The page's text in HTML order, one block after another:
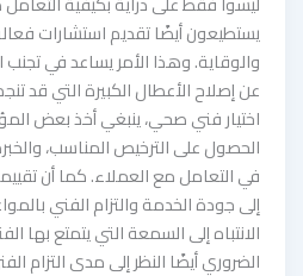
يستطيعون أيضًا تقديم استشارات
والوقاية. وهذا الأمر يساعد في تجنب
عن إصلاح الأعطال الكبيرة التي قد
اختيار فني صحي، ينبغي أخذ بعض
الحصول على الترخيص المناسب،
في التعامل مع العملاء. كما أن
إلى جودة الخدمة والتزام الفني
الانتباه إلى السمعة التي يتمتع بها
الضروري أيضًا النظر إلى مدى التزام